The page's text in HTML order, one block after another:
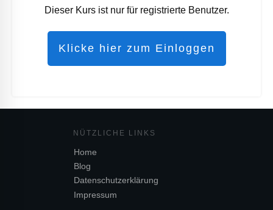
Dieser Kurs ist nur für registrierte Benutzer.
Klicke hier zum Einloggen
NÜTZL ICHE LINKS
Home
Blog
Datenschutzerklärung
Impressum